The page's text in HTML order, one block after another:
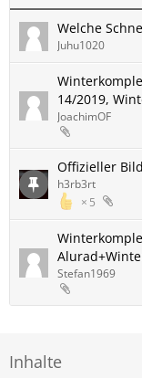
Welche
Juhu1020
14/2019,
JoachimOF
Offizieller
5
h3rb3rt
Stefan1969
Inhalte